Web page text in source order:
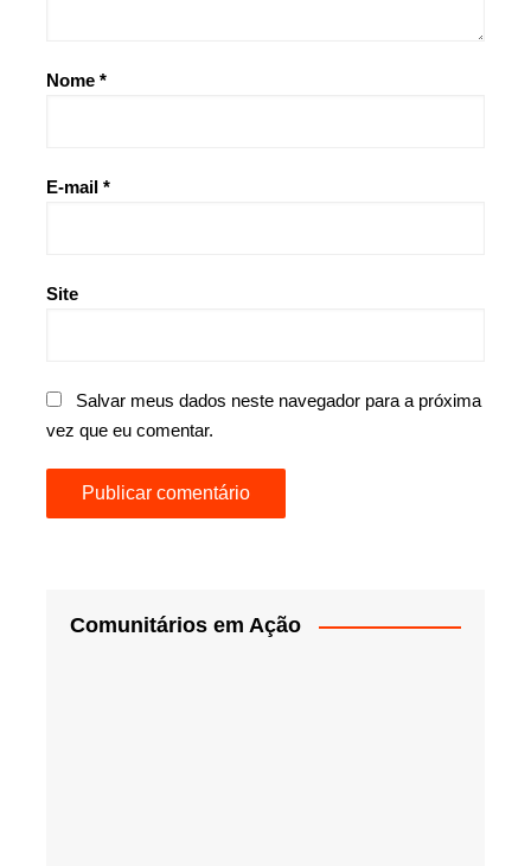
Nome *
E-mail *
Site
Salvar meus dados neste navegador para a próxima
vez que eu comentar.
Comunitários em Ação